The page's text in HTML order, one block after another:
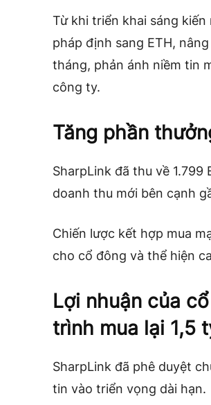
Từ khi triển khai sáng
pháp định sang ETH,
tháng, phản ánh niềm tin
công ty.
Tăng phần
SharpLink đã thu về
doanh thu mới bên cạnh
Chiến lược kết hợp mua
cho cổ đông và thể hiện
Lợi nhuận của
trình mua lại 1,5
SharpLink đã phê duyệt
tin vào triển vọng dài hạn.